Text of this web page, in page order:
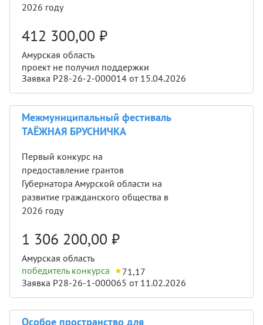
2026 году
412 300,00 ₽
Амурская область
проект не получил поддержки
Заявка Р28-26-2-000014 от 15.04.2026
Межмуниципальный фестиваль
ТАЁЖНАЯ БРУСНИЧКА
Первый конкурс на
предоставление грантов
Губернатора Амурской области на
развитие гражданского общества в
2026 году
1 306 200,00 ₽
Амурская область
победитель конкурса
71,17
Заявка Р28-26-1-000065 от 11.02.2026
Особое пространство для